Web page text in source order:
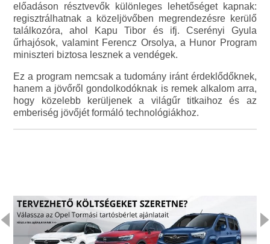
előadáson résztvevők különleges lehetőséget kapnak:
regisztrálhatnak a közeljövőben megrendezésre kerülő
találkozóra, ahol Kapu Tibor és ifj. Cserényi Gyula
űrhajósok, valamint Ferencz Orsolya, a Hunor Program
miniszteri biztosa lesznek a vendégek.
Ez a program nemcsak a tudomány iránt érdeklődőknek,
hanem a jövőről gondolkodóknak is remek alkalom arra,
hogy közelebb kerüljenek a világűr titkaihoz és az
emberiség jövőjét formáló technológiákhoz.